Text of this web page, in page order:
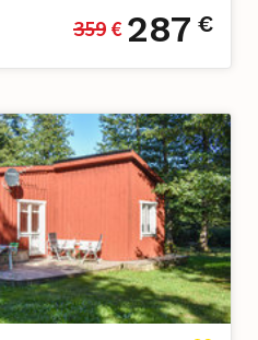
359 € 287 €